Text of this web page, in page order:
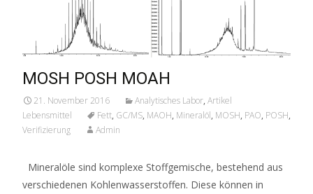
MOSH POSH MOAH
21. November 2016 Analytisches Labor, Artikel
Lebensmittel
Fett, GC/MS, MAOH, Mineralöl, MOSH, PAO, POSH,
Verifizierung
Admin
Mineralöle sind komplexe Stoffgemische, bestehend aus
verschiedenen Kohlenwasserstoffen. Diese können in